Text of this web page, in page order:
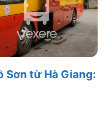
Sơn từ Hà Giang: